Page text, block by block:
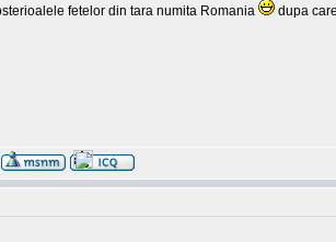
fetelor din tara numita Romania
dupa